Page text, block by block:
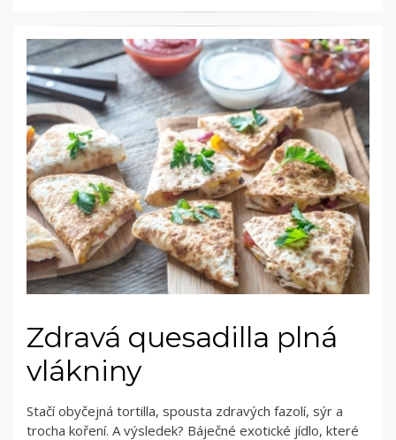
Zdravá quesadilla plná
vlákniny
Stačí obyčejná tortilla, spousta zdravých fazolí, sýr a
trocha koření. A výsledek? Báječné exotické jídlo, které